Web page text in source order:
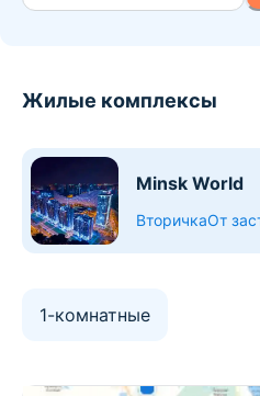
Жилые комплексы
Minsk World
ВторичкаОт
1-комнатные